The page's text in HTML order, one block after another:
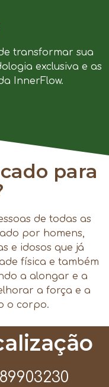
transformar sua
exclusiva e as
InnerFlow.
para
de todas as
por homens,
e idosos que já
física e também
a alongar e a
a força e a
o corpo.